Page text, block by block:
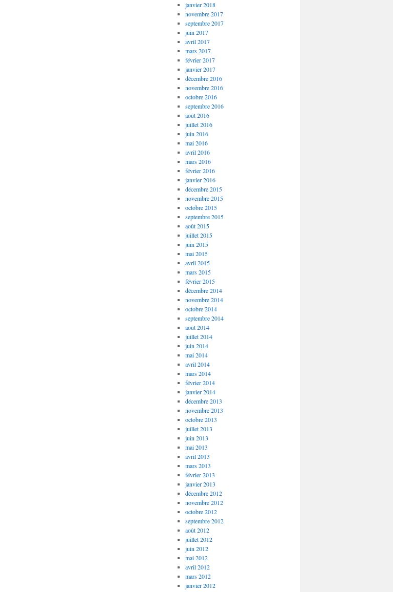
janvier 2018
novembre 2017
septembre 2017
juin 2017
avril 2017
mars 2017
février 2017
janvier 2017
décembre 2016
novembre 2016
octobre 2016
septembre 2016
août 2016
juillet 2016
juin 2016
mai 2016
avril 2016
mars 2016
février 2016
janvier 2016
décembre 2015
novembre 2015
octobre 2015
septembre 2015
août 2015
juillet 2015
juin 2015
mai 2015
avril 2015
mars 2015
février 2015
décembre 2014
novembre 2014
octobre 2014
septembre 2014
août 2014
juillet 2014
juin 2014
mai 2014
avril 2014
mars 2014
février 2014
janvier 2014
décembre 2013
novembre 2013
octobre 2013
juillet 2013
juin 2013
mai 2013
avril 2013
mars 2013
février 2013
janvier 2013
décembre 2012
novembre 2012
octobre 2012
septembre 2012
août 2012
juillet 2012
juin 2012
mai 2012
avril 2012
mars 2012
janvier 2012